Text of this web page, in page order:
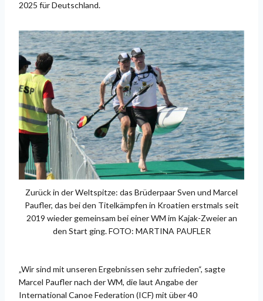
2025 für Deutschland.
Zurück in der Weltspitze: das Brüderpaar Sven und Marcel
Paufler, das bei den Titelkämpfen in Kroatien erstmals seit
2019 wieder gemeinsam bei einer WM im Kajak-Zweier an
den Start ging. FOTO: MARTINA PAUFLER
„Wir sind mit unseren Ergebnissen sehr zufrieden“, sagte
Marcel Paufler nach der WM, die laut Angabe der
International Canoe Federation (ICF) mit über 40